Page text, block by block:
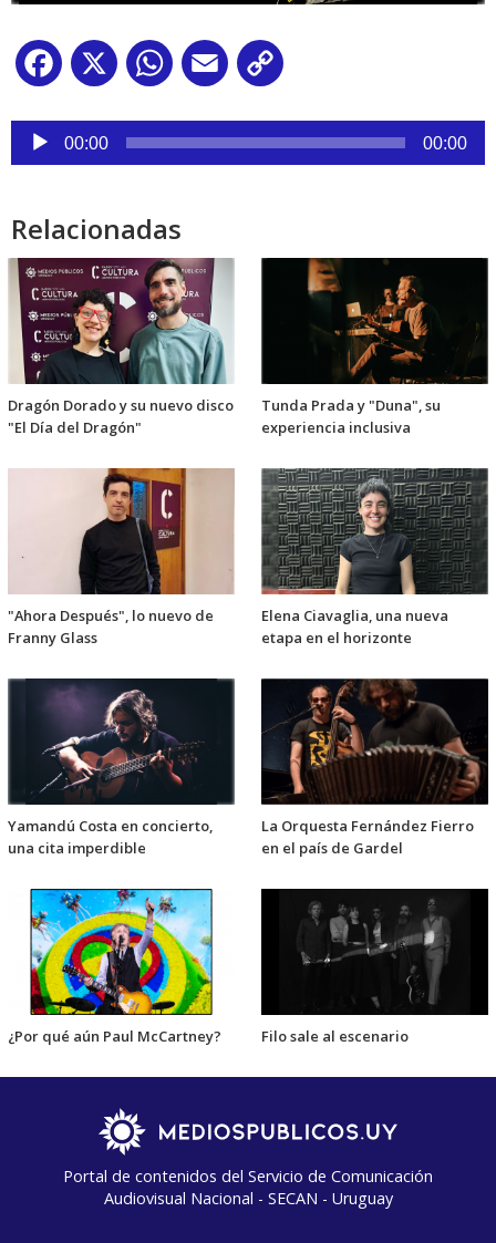
Facebook
X WhatsApp
Email
Reproductor
audio
00:00 00:00
Relacionadas
Dragón Dorado y su nuevo disco
"El Día del Dragón"
Tunda Prada y "Duna", su
experiencia inclusiva
"Ahora Después", lo nuevo de
Franny Glass
Elena Ciavaglia, una nueva
etapa en el horizonte
Yamandú Costa en concierto,
una cita imperdible
La Orquesta Fernández Fierro
en el país de Gardel
¿Por qué aún Paul McCartney? Filo sale al escenario
Portal de contenidos del Servicio de Comunicación
Audiovisual Nacional - SECAN - Uruguay